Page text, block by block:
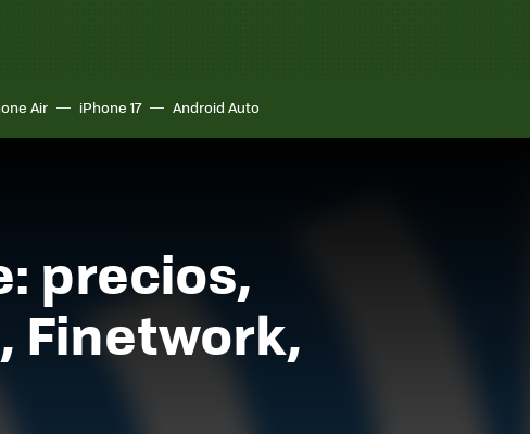
Air iPhone 17 Android Auto
precios,
Finetwork,